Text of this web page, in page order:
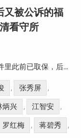
又被公诉的福
看守所
里此前已取保，后…
, 张秀屏 ,
炳兴 , 江智安 ,
罗红梅 , 蒋碧秀 ,